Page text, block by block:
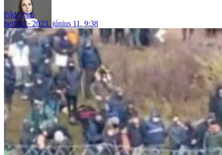
Fődi Kitti
belföld
2023. június 11. 9:38